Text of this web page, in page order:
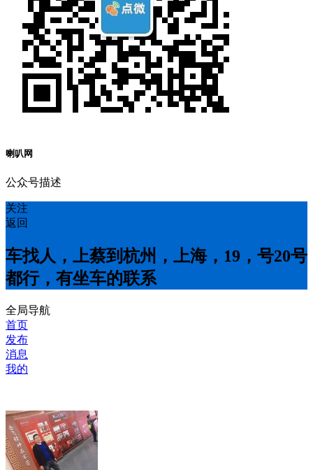
喇叭网
公众号描述
关注
返回
车找人，上蔡到杭州，上海，19，号20号
都行，有坐车的联系
全局导航
首页
发布
消息
我的